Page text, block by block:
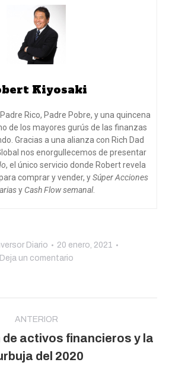
Kiyosaki
Rico, Padre Pobre, y una quincena
de los mayores gurús de las finanzas
Gracias a una alianza con Rich Dad
nos enorgullecemos de presentar
, el único servicio donde Robert revela
comprar y vender, ySúper Acciones
y Cash Flow semanal.
Diario
20 enero, 2021
Deja un comentario
ANTERIOR
Publicación
anterior:
activos financieros y la
del 2020